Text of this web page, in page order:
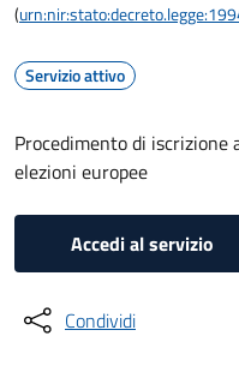
(
Servizio attivo
Procedimento di
elezioni europee
Accedi al servizio
Condividi